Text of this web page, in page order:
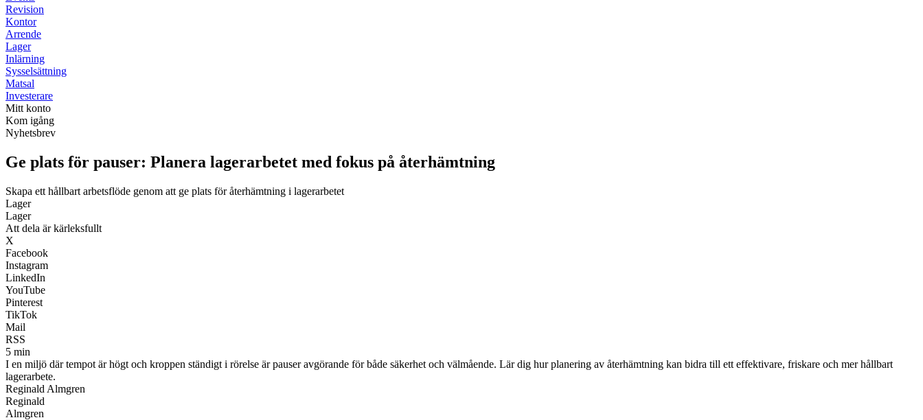
Revision
Kontor
Arrende
Lager
Inlärning
Sysselsättning
Matsal
Investerare
Mitt konto
Kom igång
Nyhetsbrev
Ge plats för pauser: Planera lagerarbetet med fokus på återhämtning
Skapa ett hållbart arbetsflöde genom att ge plats för återhämtning i lagerarbetet
Lager
Lager
Att dela är kärleksfullt
X
Facebook
Instagram
LinkedIn
YouTube
Pinterest
TikTok
Mail
RSS
5 min
I en miljö där tempot är högt och kroppen ständigt i rörelse är pauser avgörande för både säkerhet och välmående. Lär dig hur planering av återhämtning kan bidra till ett effektivare, friskare och mer hållbart
lagerarbete.
Reginald Almgren
Reginald
Almgren